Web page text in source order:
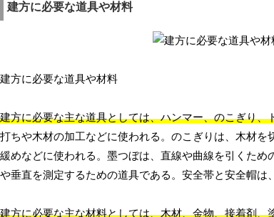
建方に必要な道具や材料
建方に必要な道具や材料
建方に必要な主な道具としては、ハンマー、のこぎり
打ちや木材の加工などに使われる。のこぎりは、木材
緩めなどに使われる。墨つぼは、直線や曲線を引くた
や垂直を測定するための道具である。安全帯と安全帽は
建方に必要な主な材料としては、木材、金物、接着剤、